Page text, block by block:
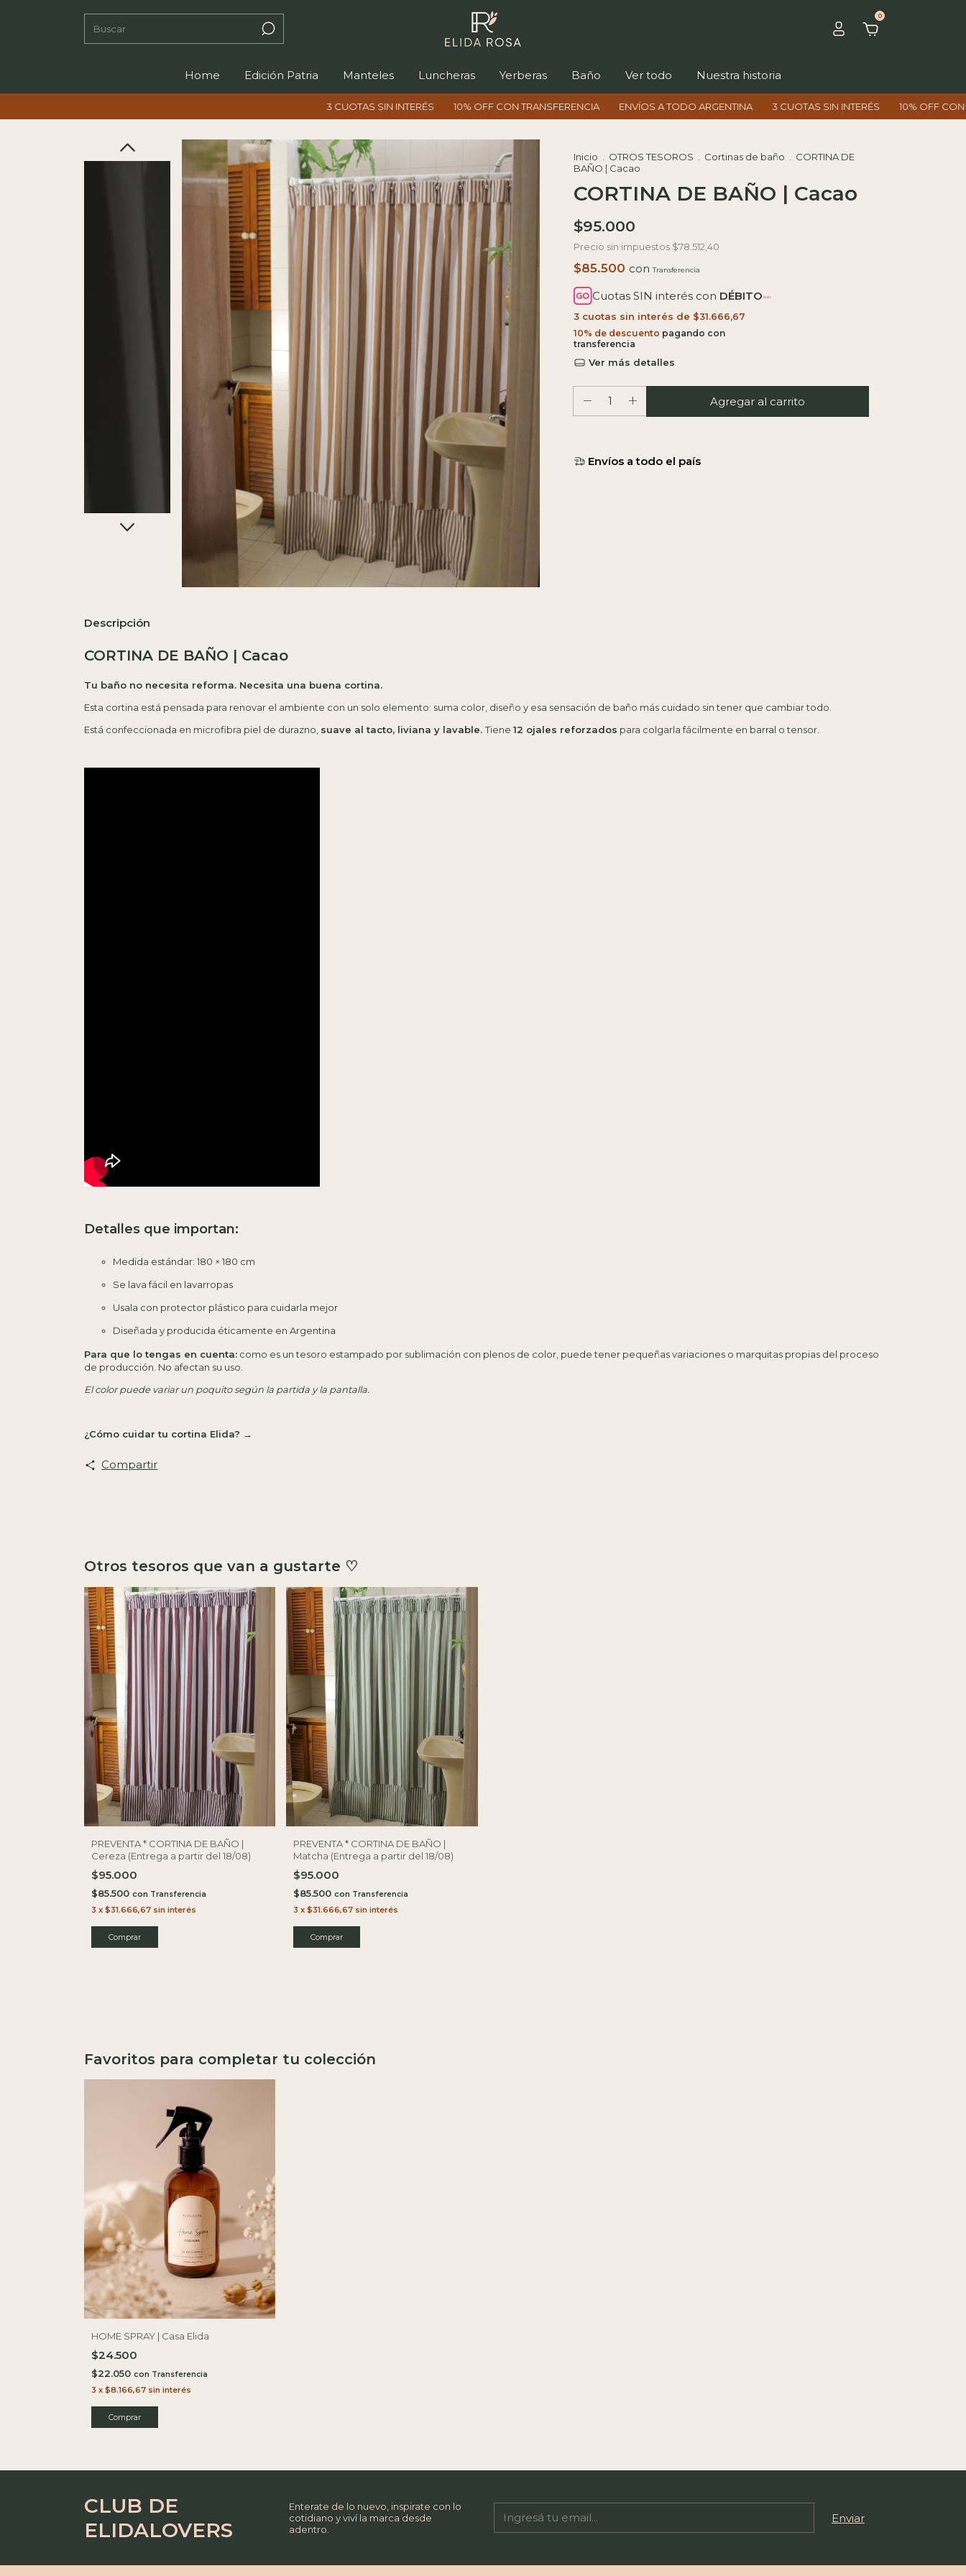
0
Home Edición Patria Manteles Luncheras Yerberas Baño Ver todo Nuestra historia
3 CUOTAS SIN INTERÉS 10% OFF CON TRANSFERENCIA ENVÍOS A TODO ARGENTINA 3 CUOTAS SIN INTERÉS 10% OFF CON
Inicio OTROS TESOROS Cortinas de baño
CORTINA DE
BAÑO | Cacao
CORTINA DE BAÑO | Cacao
$95.000
Precio sin impuestos $78.512,40
$85.500 con
Cuotas SIN interés con DÉBITO
3 cuotas sin interés de $31.666,67
10% de descuento
Ver más detalles
Descripción
CORTINA DE BAÑO | Cacao
Tu baño no necesita reforma. Necesita una buena cortina.
Esta cortina está pensada para renovar el ambiente con un solo elemento: suma color, diseño y esa sensación de baño más cuidado sin tener que cambiar todo.
Está confeccionada en microfibra piel de durazno, suave al tacto, liviana y lavable.Tiene 12 ojales reforzados para colgarla fácilmente en barral o tensor.
Detalles que importan:
Medida estándar: 180 × 180 cm
Se lava fácil en lavarropas
Usala con protector plástico para cuidarla mejor
Diseñada y producida éticamente en Argentina
Para que lo tengas en cuenta: como es un tesoro estampado por sublimación con plenos de color, puede tener pequeñas variaciones o marquitas propias del proceso
de producción. No afectan su uso.
El color puede variar un poquito según la partida y la pantalla.
¿Cómo cuidar tu cortina Elida? →
Compartir
Otros tesoros que van a gustarte ♡
PREVENTA * CORTINA DE BAÑO |
Cereza (Entrega a partir del 18/08)
$95.000
$85.500 con
3 x $31.666,67 sin interés
PREVENTA * CORTINA DE BAÑO |
Matcha (Entrega a partir del 18/08)
$95.000
$85.500con
3 x$31.666,67 sin interés
Favoritos para completar tu colección
HOME SPRAY | Casa Elida
$24.500
$22.050 con
3 x $8.166,67 sin interés
CLUB DE
ELIDALOVERS
Enterate de lo nuevo, inspirate con lo
cotidiano y viví la marca desde
adentro.